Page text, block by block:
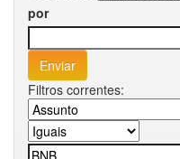
por
Filtros correntes: